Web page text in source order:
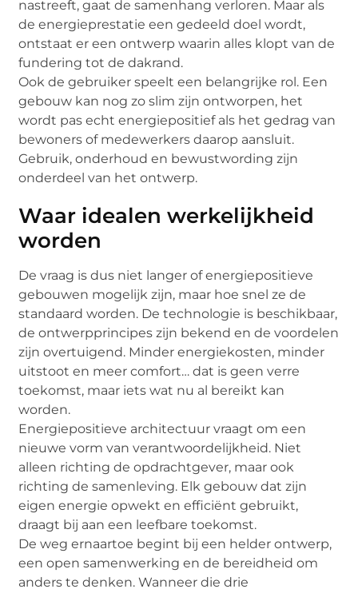
nastreeft, gaat de samenhang verloren. Maar als
de energieprestatie een gedeeld doel wordt,
ontstaat er een ontwerp waarin alles klopt van de
fundering tot de dakrand.
Ook de gebruiker speelt een belangrijke rol. Een
gebouw kan nog zo slim zijn ontworpen, het
wordt pas echt energiepositief als het gedrag van
bewoners of medewerkers daarop aansluit.
Gebruik, onderhoud en bewustwording zijn
onderdeel van het ontwerp.
Waar idealen werkelijkheid
worden
De vraag is dus niet langer of energiepositieve
gebouwen mogelijk zijn, maar hoe snel ze de
standaard worden. De technologie is beschikbaar,
de ontwerpprincipes zijn bekend en de voordelen
zijn overtuigend. Minder energiekosten, minder
uitstoot en meer comfort… dat is geen verre
toekomst, maar iets wat nu al bereikt kan
worden.
Energiepositieve architectuur vraagt om een
nieuwe vorm van verantwoordelijkheid. Niet
alleen richting de opdrachtgever, maar ook
richting de samenleving. Elk gebouw dat zijn
eigen energie opwekt en efficiënt gebruikt,
draagt bij aan een leefbare toekomst.
De weg ernaartoe begint bij een helder ontwerp,
een open samenwerking en de bereidheid om
anders te denken. Wanneer die drie